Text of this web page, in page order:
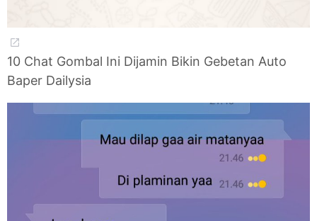
10 Chat Gombal Ini Dijamin Bikin Gebetan Auto
Baper Dailysia